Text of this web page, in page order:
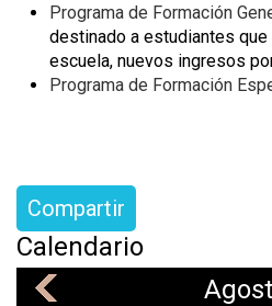
Programa de Formación
destinado a estudiantes
escuela, nuevos ingresos
Programa de Formación
Compartir
Calendario